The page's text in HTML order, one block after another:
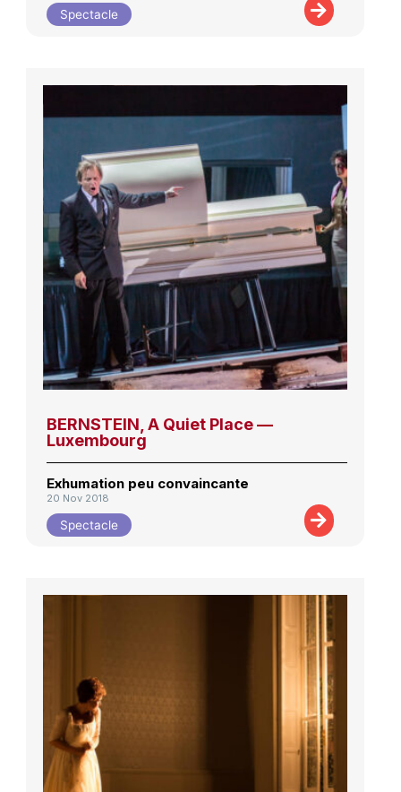
Spectacle
BERNSTEIN, A Quiet Place —
Luxembourg
Exhumation peu convaincante
20 Nov 2018
Spectacle